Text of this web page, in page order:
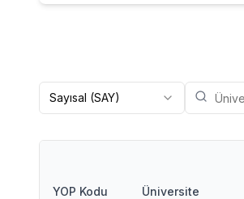
Sayısal (SAY)
YOP Kodu Üniversite